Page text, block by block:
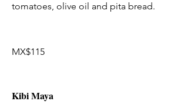
tomatoes, olive oil and pita bread.
MX$115
Kibi Maya